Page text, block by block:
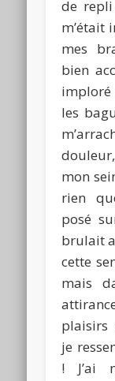
de
m’était
mes
bien
les
mon
rien
posé
brulait
cette
mais
plaisirs
je
! J’ai